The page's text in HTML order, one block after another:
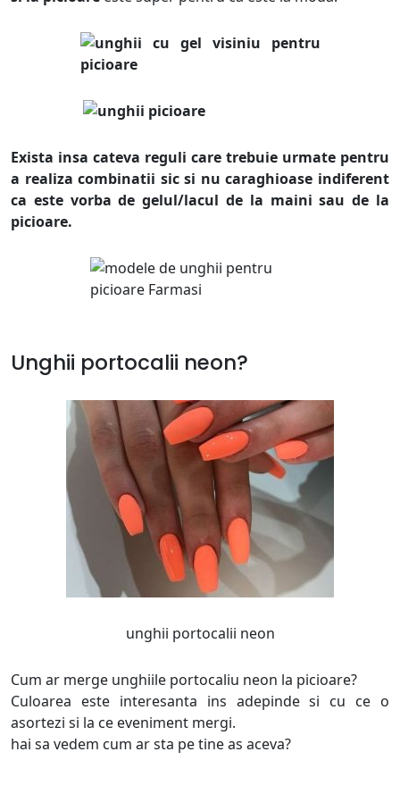
Exista insa cateva reguli care trebuie urmate pentru
a realiza combinatii sic si nu caraghioase indiferent
ca este vorba de gelul/lacul de la maini sau de la
picioare.
Unghii portocalii neon?
unghii portocalii neon
Cum ar merge unghiile portocaliu neon la picioare?
Culoarea este interesanta ins adepinde si cu ce o
asortezi si la ce eveniment mergi.
hai sa vedem cum ar sta pe tine as aceva?